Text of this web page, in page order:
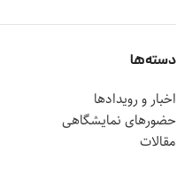
دسته‌ها
اخبار و رویدادها
حضورهای نمایشگاهی
مقالات